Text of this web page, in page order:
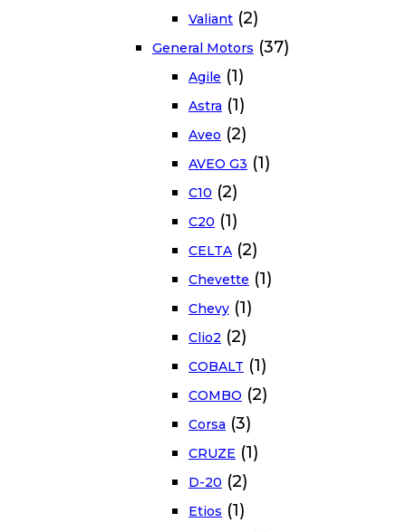
Valiant (2)
General Motors (37)
Agile (1)
Astra (1)
Aveo (2)
AVEO G3 (1)
C10 (2)
C20 (1)
CELTA (2)
Chevette (1)
Chevy (1)
Clio2 (2)
COBALT (1)
COMBO (2)
Corsa (3)
CRUZE (1)
D-20 (2)
Etios (1)